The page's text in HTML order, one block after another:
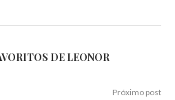
DE LEONOR
Próximo post